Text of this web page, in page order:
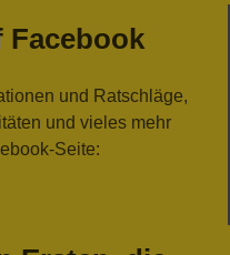
Facebook
und Ratschläge,
und vieles mehr
Seite: